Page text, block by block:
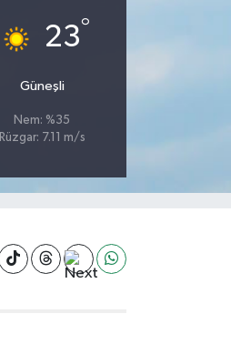
23°
Güneşli
Nem: %35
Rüzgar: 7.11 m/s